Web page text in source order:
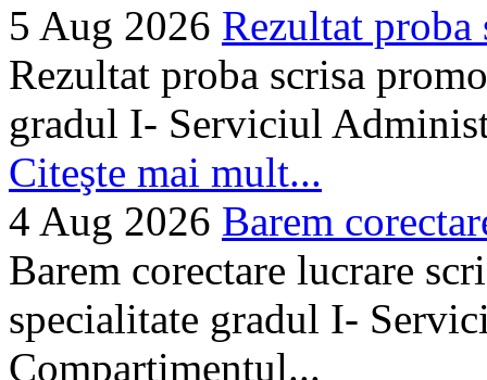
5 Aug 2026 Rezultat proba
Rezultat proba scrisa
gradul I- Serviciul
Citeşte mai mult...
4 Aug 2026 Barem
Barem corectare lucrare
specialitate gradul I-
Compartimentul...